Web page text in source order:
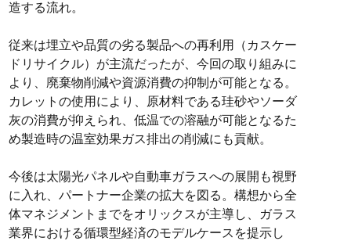
造する流れ。
従来は埋立や品質の劣る製品への再利用（カスケー
ドリサイクル）が主流だったが、今回の取り組みに
より、廃棄物削減や資源消費の抑制が可能となる。
カレットの使用により、原材料である珪砂やソーダ
灰の消費が抑えられ、低温での溶融が可能となるた
め製造時の温室効果ガス排出の削減にも貢献。
今後は太陽光パネルや自動車ガラスへの展開も視野
に入れ、パートナー企業の拡大を図る。構想から全
体マネジメントまでをオリックスが主導し、ガラス
業界における循環型経済のモデルケースを提示し